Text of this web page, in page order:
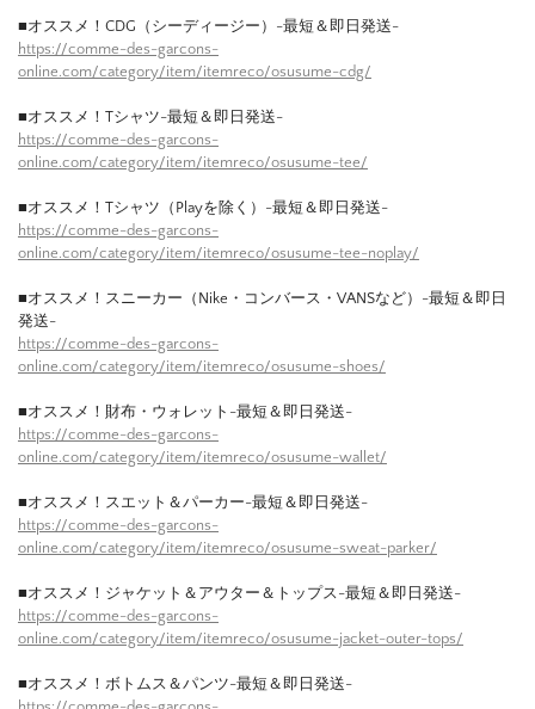
■オススメ！CDG（シーディージー）-最短＆即日発送-
https://comme-des-garcons-
online.com/category/item/itemreco/osusume-cdg/
■オススメ！Tシャツ-最短＆即日発送-
https://comme-des-garcons-
online.com/category/item/itemreco/osusume-tee/
■オススメ！Tシャツ（Playを除く）-最短＆即日発送-
https://comme-des-garcons-
online.com/category/item/itemreco/osusume-tee-noplay/
■オススメ！スニーカー（Nike・コンバース・VANSなど）-最短＆即日
発送-
https://comme-des-garcons-
online.com/category/item/itemreco/osusume-shoes/
■オススメ！財布・ウォレット-最短＆即日発送-
https://comme-des-garcons-
online.com/category/item/itemreco/osusume-wallet/
■オススメ！スエット＆パーカー-最短＆即日発送-
https://comme-des-garcons-
online.com/category/item/itemreco/osusume-sweat-parker/
■オススメ！ジャケット＆アウター＆トップス-最短＆即日発送-
https://comme-des-garcons-
online.com/category/item/itemreco/osusume-jacket-outer-tops/
■オススメ！ボトムス＆パンツ-最短＆即日発送-